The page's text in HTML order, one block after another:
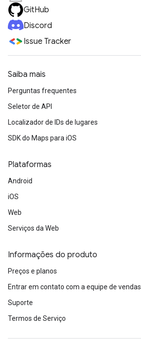
GitHub
Discord
Issue Tracker
Saiba mais
Perguntas frequentes
Seletor de API
Localizador de IDs de lugares
SDK do Maps para iOS
Plataformas
Android
iOS
Web
Serviços da Web
Informações do produto
Preços e planos
Entrar em contato com a equipe de vendas
Suporte
Termos de Serviço